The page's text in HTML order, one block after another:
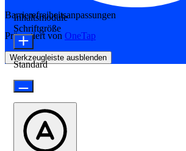
Barrierefreiheitsanpassungen
Präsentiert von OneTap
Werkzeugleiste ausblenden
Inhaltsmodule
Schriftgröße
Standard